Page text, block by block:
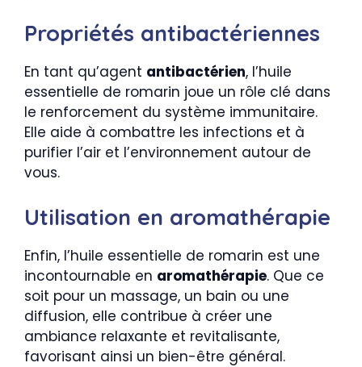
Propriétés antibactériennes
En tant qu’agent antibactérien, l’huile
essentielle de romarin joue un rôle clé dans
le renforcement du système immunitaire.
Elle aide à combattre les infections et à
purifier l’air et l’environnement autour de
vous.
Utilisation en aromathérapie
Enfin, l’huile essentielle de romarin est une
incontournable en aromathérapie. Que ce
soit pour un massage, un bain ou une
diffusion, elle contribue à créer une
ambiance relaxante et revitalisante,
favorisant ainsi un bien-être général.